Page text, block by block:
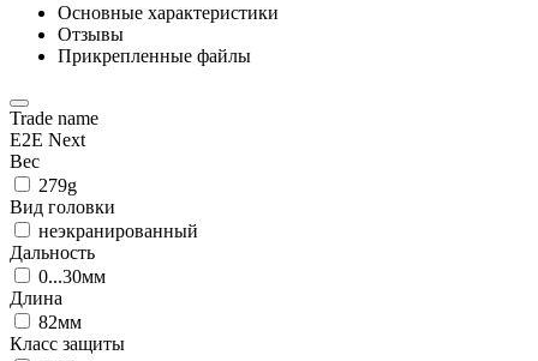
Основные характеристики
Отзывы
Прикрепленные файлы
Trade name
E2E Next
Вес
279g
Вид головки
неэкранированный
Дальность
0...30мм
Длина
82мм
Класс защиты